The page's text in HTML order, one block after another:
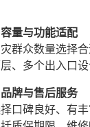
容量与功能适配
群众数量选择
、多个出入口
品牌与售后服务
口碑良好、有